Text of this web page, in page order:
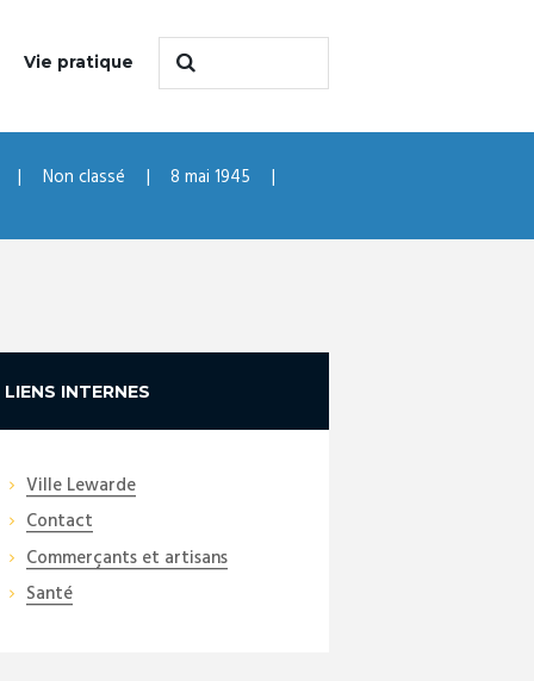
Vie pratique
Non classé
8 mai 1945
LIENS INTERNES
Ville Lewarde
Contact
Commerçants et artisans
Santé